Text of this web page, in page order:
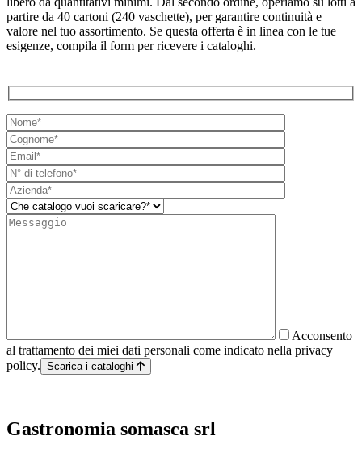
partire da 40 cartoni (240 vaschette), per garantire continuità e
valore nel tuo assortimento. Se questa offerta è in linea con le tue
esigenze, compila il form per ricevere i cataloghi.
Acconsento
al trattamento dei miei dati personali come indicato nella privacy
policy. Scarica i cataloghi
Gastronomia somasca srl